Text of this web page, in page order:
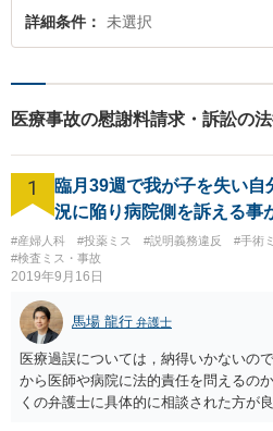
詳細条件 未選択
医療事故の慰謝料請求・訴訟の
1
臨月39週で我が子を失い
況に陥り病院側を訴える事
#産婦人科 #投薬ミス #説明義務違反 #手術
#検査ミス・事故
2019年9月16日
馬場 龍行 弁護士
医療過誤については，納得いかないの
から医師や病院に法的責任を問えるの
くの弁護士に具体的に相談された方が